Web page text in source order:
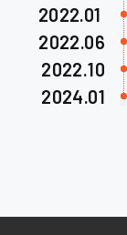
2022.01
2022.06
2022.10
2024.01